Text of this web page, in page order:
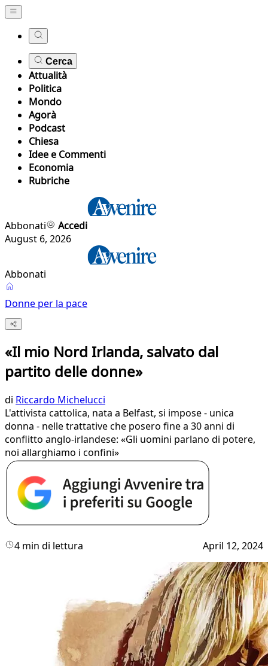
Cerca
Attualità
Politica
Mondo
Agorà
Podcast
Chiesa
Idee e Commenti
Economia
Rubriche
Abbonati
Accedi
August 6, 2026
Abbonati
Donne per la pace
«Il mio Nord Irlanda, salvato dal
partito delle donne»
di Riccardo Michelucci
L'attivista cattolica, nata a Belfast, si impose - unica
donna - nelle trattative che posero fine a 30 anni di
conflitto anglo-irlandese: «Gli uomini parlano di potere,
noi allarghiamo i confini»
4 min di lettura April 12, 2024